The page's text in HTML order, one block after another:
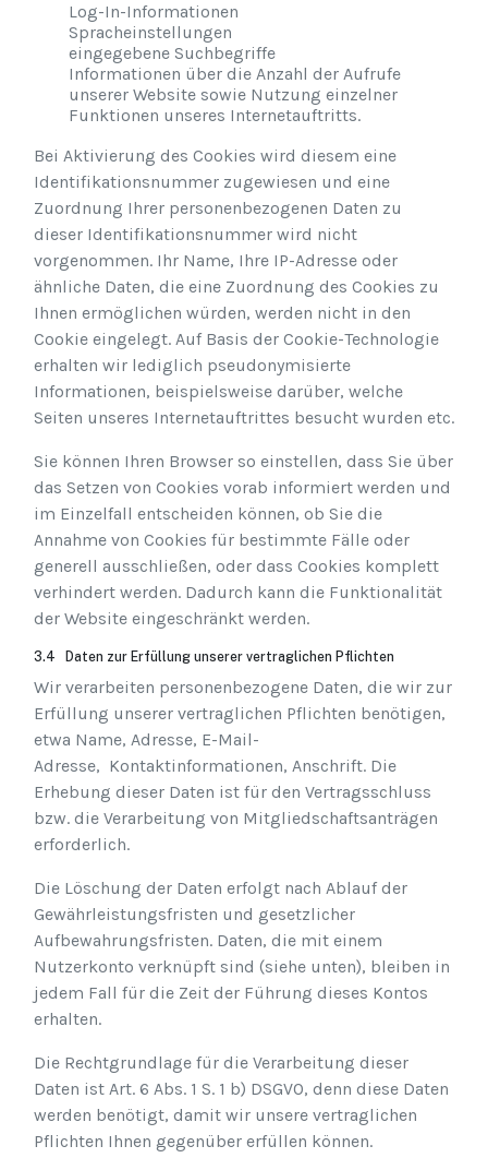
Log-In-Informationen
Spracheinstellungen
eingegebene Suchbegriffe
Informationen über die Anzahl der Aufrufe
unserer Website sowie Nutzung einzelner
Funktionen unseres Internetauftritts.
Bei Aktivierung des Cookies wird diesem eine
Identifikationsnummer zugewiesen und eine
Zuordnung Ihrer personenbezogenen Daten zu
dieser Identifikationsnummer wird nicht
vorgenommen. Ihr Name, Ihre IP-Adresse oder
ähnliche Daten, die eine Zuordnung des Cookies zu
Ihnen ermöglichen würden, werden nicht in den
Cookie eingelegt. Auf Basis der Cookie-Technologie
erhalten wir lediglich pseudonymisierte
Informationen, beispielsweise darüber, welche
Seiten unseres Internetauftrittes besucht wurden etc.
Sie können Ihren Browser so einstellen, dass Sie über
das Setzen von Cookies vorab informiert werden und
im Einzelfall entscheiden können, ob Sie die
Annahme von Cookies für bestimmte Fälle oder
generell ausschließen, oder dass Cookies komplett
verhindert werden. Dadurch kann die Funktionalität
der Website eingeschränkt werden.
3.4 Daten zur Erfüllung unserer vertraglichen Pflichten
Wir verarbeiten personenbezogene Daten, die wir zur
Erfüllung unserer vertraglichen Pflichten benötigen,
etwa Name, Adresse, E-Mail-
Adresse, Kontaktinformationen, Anschrift. Die
Erhebung dieser Daten ist für den Vertragsschluss
bzw. die Verarbeitung von Mitgliedschaftsanträgen
erforderlich.
Die Löschung der Daten erfolgt nach Ablauf der
Gewährleistungsfristen und gesetzlicher
Aufbewahrungsfristen. Daten, die mit einem
Nutzerkonto verknüpft sind (siehe unten), bleiben in
jedem Fall für die Zeit der Führung dieses Kontos
erhalten.
Die Rechtgrundlage für die Verarbeitung dieser
Daten ist Art. 6 Abs. 1 S. 1 b) DSGVO, denn diese Daten
werden benötigt, damit wir unsere vertraglichen
Pflichten Ihnen gegenüber erfüllen können.